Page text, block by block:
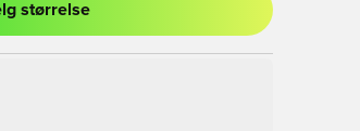
tilmelde dig som medlem
størrelse